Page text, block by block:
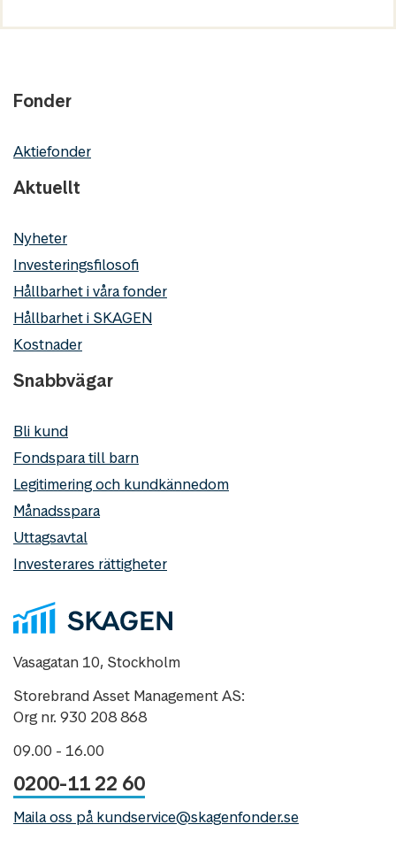
Fonder
Aktiefonder
Aktuellt
Nyheter
Investeringsfilosofi
Hållbarhet i våra fonder
Hållbarhet i SKAGEN
Kostnader
Snabbvägar
Bli kund
Fondspara till barn
Legitimering och kundkännedom
Månadsspara
Uttagsavtal
Investerares rättigheter
Vasagatan 10, Stockholm
Storebrand Asset Management AS:
Org nr. 930 208 868
09.00 - 16.00
0200-11 22 60
Maila oss på kundservice@skagenfonder.se